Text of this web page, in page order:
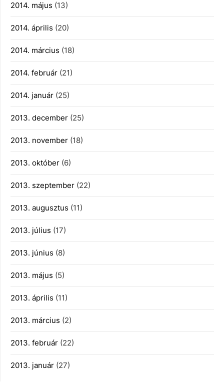
2014. május (13)
2014. április (20)
2014. március (18)
2014. február (21)
2014. január (25)
2013. december (25)
2013. november (18)
2013. október (6)
2013. szeptember (22)
2013. augusztus (11)
2013. július (17)
2013. június (8)
2013. május (5)
2013. április (11)
2013. március (2)
2013. február (22)
2013. január (27)